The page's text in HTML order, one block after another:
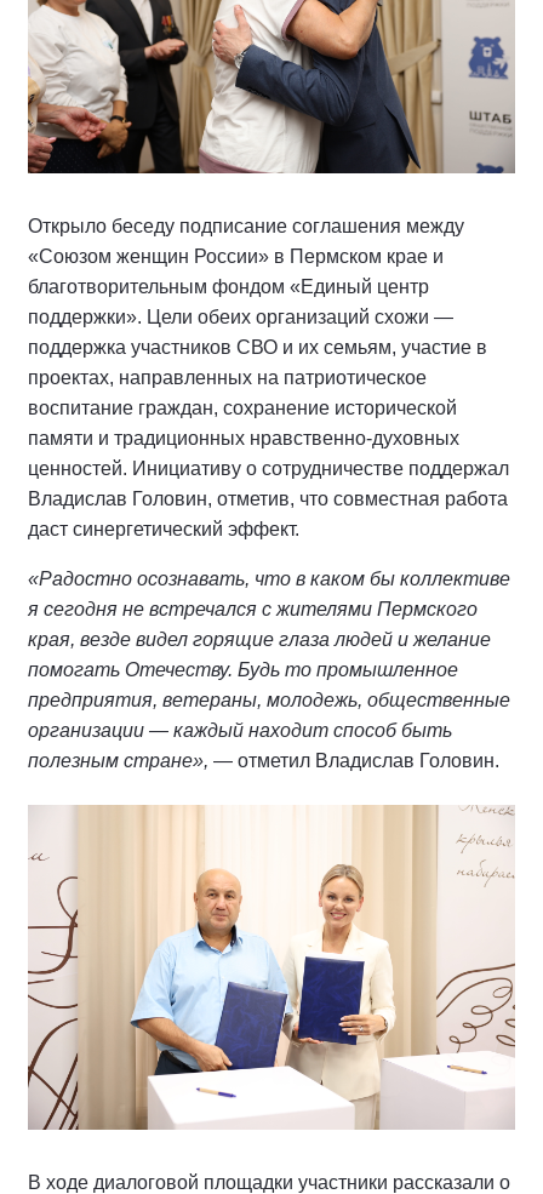
Открыло беседу подписание соглашения между
«Союзом женщин России» в Пермском крае и
благотворительным фондом «Единый центр
поддержки». Цели обеих организаций схожи —
поддержка участников СВО и их семьям, участие в
проектах, направленных на патриотическое
воспитание граждан, сохранение исторической
памяти и традиционных нравственно-духовных
ценностей. Инициативу о сотрудничестве поддержал
Владислав Головин, отметив, что совместная работа
даст синергетический эффект.
«Радостно осознавать, что в каком бы коллективе
я сегодня не встречался с жителями Пермского
края, везде видел горящие глаза людей и желание
помогать Отечеству. Будь то промышленное
предприятия, ветераны, молодежь, общественные
организации — каждый находит способ быть
полезным стране», — отметил Владислав Головин.
В ходе диалоговой площадки участники рассказали о